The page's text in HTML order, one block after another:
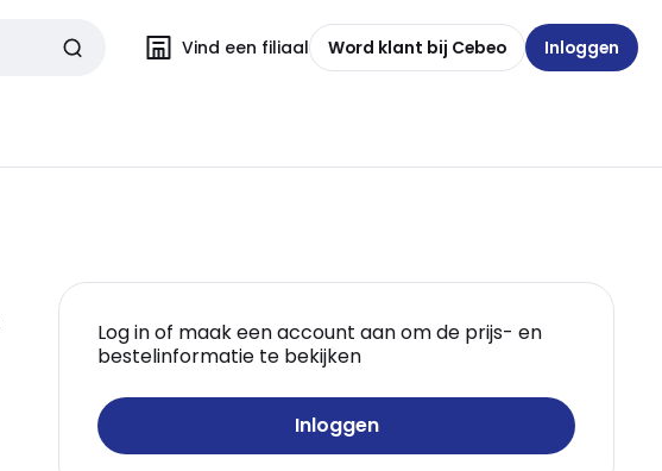
Vind een filiaal Word klant bij Cebeo Inloggen
Log in of maak een account aan om de prijs- en
bestelinformatie te bekijken
Inloggen